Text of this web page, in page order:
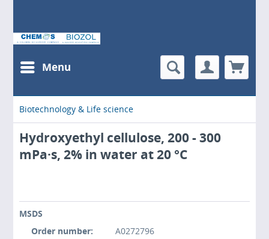
Menu
Biotechnology & Life science
Hydroxyethyl cellulose, 200 - 300
mPa·s, 2% in water at 20 °C
MSDS
Order number:
A0272796